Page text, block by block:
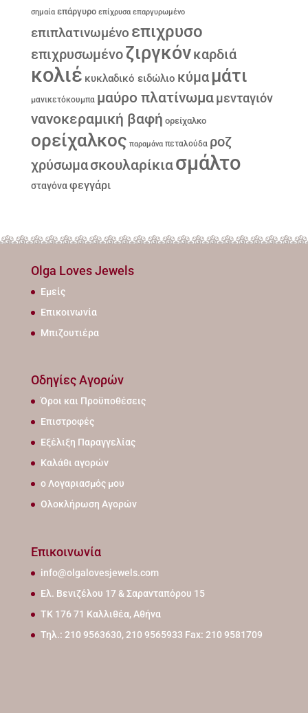
σημαία επάργυρο επίχρυσα επαργυρωμένο
επιπλατινωμένο επιχρυσο
επιχρυσωμένοζιργκόνκαρδιά
κολιέ κυκλαδικό ειδώλιο κύμα μάτι
μανικετόκουμπα μαύρο πλατίνωμα μενταγιόν
νανοκεραμική βαφή ορείχαλκο
ορείχαλκος παραμάνα πεταλούδα ροζ
χρύσωμασκουλαρίκιασμάλτο
σταγόνα φεγγάρι
Olga Loves Jewels
Εμείς
Επικοινωνία
Μπιζουτιέρα
Οδηγίες Αγορών
Όροι και Προϋποθέσεις
Επιστροφές
Εξέλιξη Παραγγελίας
Καλάθι αγορών
ο Λογαριασμός μου
Ολοκλήρωση Αγορών
Επικοινωνία
info@olgalovesjewels.com
Ελ. Βενιζέλου 17 & Σαρανταπόρου 15
ΤΚ 176 71 Καλλιθέα, Αθήνα
Τηλ.: 210 9563630, 210 9565933 Fax: 210 9581709